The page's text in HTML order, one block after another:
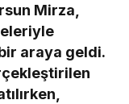
Mirza,
araya geldi.